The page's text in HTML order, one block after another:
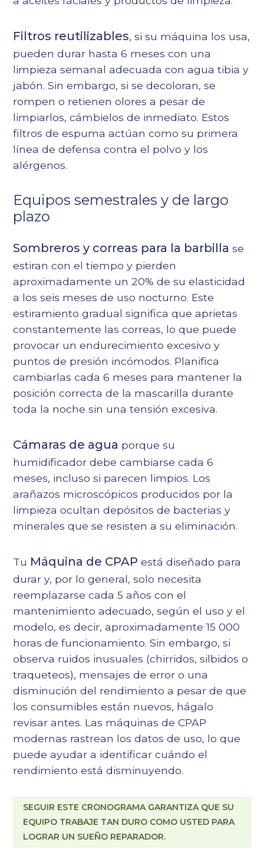
Filtros reutilizables, si su máquina los usa,
pueden durar hasta 6 meses con una
limpieza semanal adecuada con agua tibia y
jabón. Sin embargo, si se decoloran, se
rompen o retienen olores a pesar de
limpiarlos, cámbielos de inmediato. Estos
filtros de espuma actúan como su primera
línea de defensa contra el polvo y los
alérgenos.
Equipos semestrales y de largo
plazo
Sombreros y correas para la barbilla se
estiran con el tiempo y pierden
aproximadamente un 20% de su elasticidad
a los seis meses de uso nocturno. Este
estiramiento gradual significa que aprietas
constantemente las correas, lo que puede
provocar un endurecimiento excesivo y
puntos de presión incómodos. Planifica
cambiarlas cada 6 meses para mantener la
posición correcta de la mascarilla durante
toda la noche sin una tensión excesiva.
Cámaras de agua porque su
humidificador debe cambiarse cada 6
meses, incluso si parecen limpios. Los
arañazos microscópicos producidos por la
limpieza ocultan depósitos de bacterias y
minerales que se resisten a su eliminación.
Tu Máquina de CPAP está diseñado para
durar y, por lo general, solo necesita
reemplazarse cada 5 años con el
mantenimiento adecuado, según el uso y el
modelo, es decir, aproximadamente 15 000
horas de funcionamiento. Sin embargo, si
observa ruidos inusuales (chirridos, silbidos o
traqueteos), mensajes de error o una
disminución del rendimiento a pesar de que
los consumibles están nuevos, hágalo
revisar antes. Las máquinas de CPAP
modernas rastrean los datos de uso, lo que
puede ayudar a identificar cuándo el
rendimiento está disminuyendo.
SEGUIR ESTE CRONOGRAMA GARANTIZA QUE SU
EQUIPO TRABAJE TAN DURO COMO USTED PARA
LOGRAR UN SUEÑO REPARADOR.